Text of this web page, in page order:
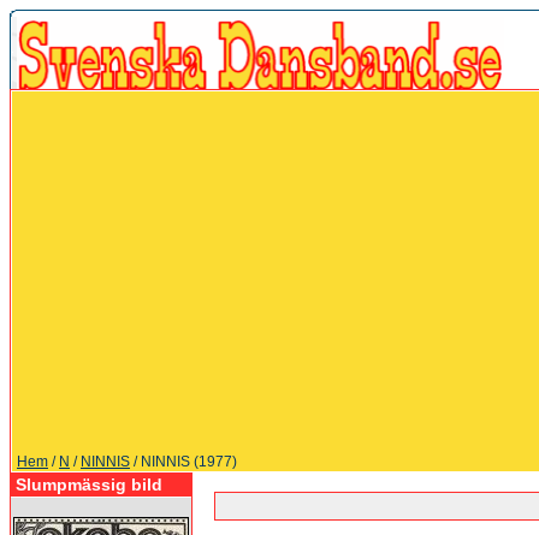
Hem / N / NINNIS / NINNIS (1977)
Slumpmässig bild